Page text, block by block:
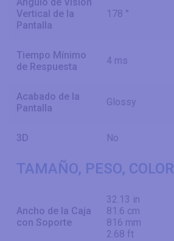
Ángulo de Visión
Vertical de la
Pantalla
178 °
Tiempo Mínimo
de Respuesta
4 ms
Acabado de la
Pantalla
Glossy
3D No
TAMAÑO, PESO, COLOR
Ancho de la Caja
con Soporte
32.13 in
81.6 cm
816 mm
2.68 ft